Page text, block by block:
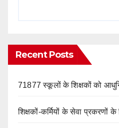
Recent Posts
71877 स्कूलों के शिक्षकों को
शिक्षकों-कर्मियों के सेवा प्रकरणों